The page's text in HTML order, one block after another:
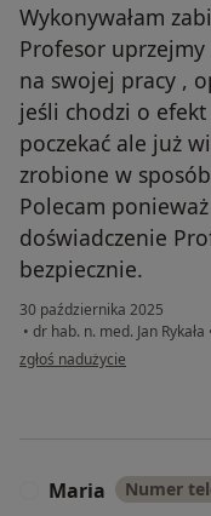
Wykonywałam
Profesor uprzejmy
na swojej pracy ,
jeśli chodzi o
poczekać ale już
zrobione w
Polecam
doświadczenie
bezpiecznie.
30 października 2025
• dr hab. n. med. Jan Rykała
w opinii użytkownika Marta L
zgłoś nadużycie
Maria Numer